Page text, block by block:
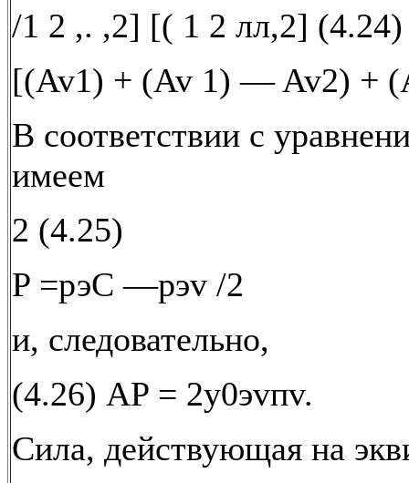
/1 2 ,. ,2] [( 1 2 лл,2] (4.24)
[(Av1) + (Av 1) — Av2) +
В соответствии с
имеем
2 (4.25)
P =рэС —pэv /2
и, следовательно,
(4.26) АP = 2y0эvпv.
Сила, действующая на